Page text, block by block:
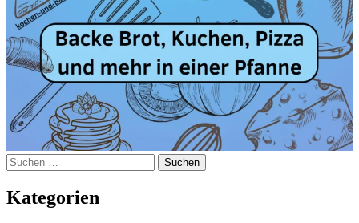
Suchen
nach:
Kategorien